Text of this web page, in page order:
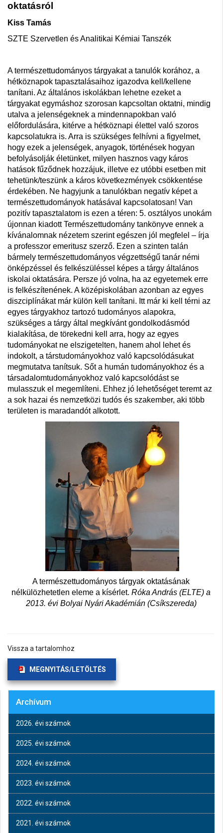
oktatásról
Kiss Tamás
SZTE Szervetlen és Analitikai Kémiai Tanszék
A természettudományos tárgyakat a tanulók korához, a
hétköznapok tapasztalásaihoz igazodva kell/kellene
tanítani. Az általános iskolákban lehetne ezeket a
tárgyakat egymáshoz szorosan kapcsoltan oktatni, mindig
utalva a jelenségeknek a mindennapokban való
előfordulására, kitérve a hétköznapi élettel való szoros
kapcsolatukra is. Arra is szükséges felhívni a figyelmet,
hogy ezek a jelenségek, anyagok, történések hogyan
befolyásolják életünket, milyen hasznos vagy káros
hatások fűződnek hozzájuk, illetve ez utóbbi esetben mit
tehetünk/teszünk a káros következmények csökkentése
érdekében. Ne hagyjunk a tanulókban negatív képet a
természettudományok hatásával kapcsolatosan! Van
pozitív tapasztalatom is ezen a téren: 5. osztályos unokám
újonnan kiadott Természettudomány tankönyve ennek a
kívánalomnak nézetem szerint egészen jól megfelel – írja
a professzor emeritusz szerző. Ezen a szinten talán
bármely természettudományos végzettségű tanár némi
önképzéssel és felkészüléssel képes a tárgy általános
iskolai oktatására. Persze jó volna, ha az egyetemek erre
is felkészítenének. A középiskolában azonban az egyes
diszciplínákat már külön kell tanítani. Itt már ki kell térni az
egyes tárgyakhoz tartozó tudományos alapokra,
szükséges a tárgy által megkívánt gondolkodásmód
kialakítása, de törekedni kell arra, hogy az egyes
tudományokat ne elszigetelten, hanem ahol lehet és
indokolt, a társtudományokhoz való kapcsolódásukat
megmutatva tanítsuk. Sőt a humán tudományokhoz és a
társadalomtudományokhoz való kapcsolódást se
mulasszuk el megemlíteni. Ehhez jó lehetőséget teremt az
a sok hazai és nemzetközi tudós és szakember, aki több
területen is maradandót alkotott.
A természettudományos tárgyak oktatásának
nélkülözhetetlen eleme a kísérlet. Róka András (ELTE) a
2013. évi Bolyai Nyári Akadémián (Csíkszereda)
Vissza a tartalomhoz
MEGNYITÁS/LETÖLTÉS
Archívum
2026. évi számok
2025. évi számok
2024. évi számok
2023. évi számok
2022. évi számok
2021. évi számok